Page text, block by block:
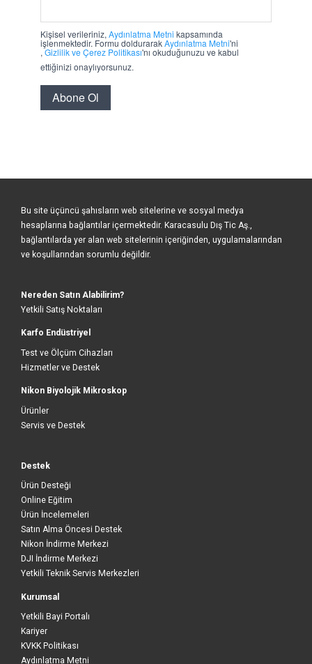
Bu site üçüncü şahısların web sitelerine ve sosyal medya
hesaplarına bağlantılar içermektedir. Karacasulu Dış Tic Aş.,
bağlantılarda yer alan web sitelerinin içeriğinden, uygulamalarından
ve koşullarından sorumlu değildir.
Nereden Satın Alabilirim?
Yetkili Satış Noktaları
Karfo Endüstriyel
Test ve Ölçüm Cihazları
Hizmetler ve Destek
Nikon Biyolojik Mikroskop
Ürünler
Servis ve Destek
Destek
Ürün Desteği
Online Eğitim
Ürün İncelemeleri
Satın Alma Öncesi Destek
Nikon İndirme Merkezi
DJI İndirme Merkezi
Yetkili Teknik Servis Merkezleri
Kurumsal
Yetkili Bayi Portalı
Kariyer
KVKK Politikası
Aydınlatma Metni